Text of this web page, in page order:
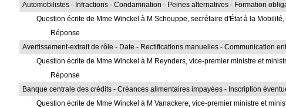
Automobilistes - Infractions - Condamnation - Peines alternatives - Formation
Question écrite de Mme Winckel à M Schouppe, secrétaire d'État à la
Réponse
Avertissement-extrait de rôle - Date - Rectifications manuelles - Communication
Question écrite de Mme Winckel à M Reynders, vice-premier ministre et
Réponse
Banque centrale des crédits - Créances alimentaires impayées - Inscription
Question écrite de Mme Winckel à M Vanackere, vice-premier ministre et